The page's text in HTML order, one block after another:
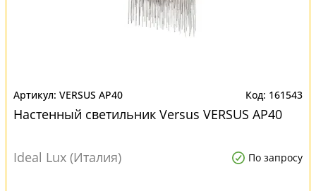
VERSUS AP40 161543
Настенный светильник Versus VERSUS AP40
Ideal Lux (Италия) По запросу